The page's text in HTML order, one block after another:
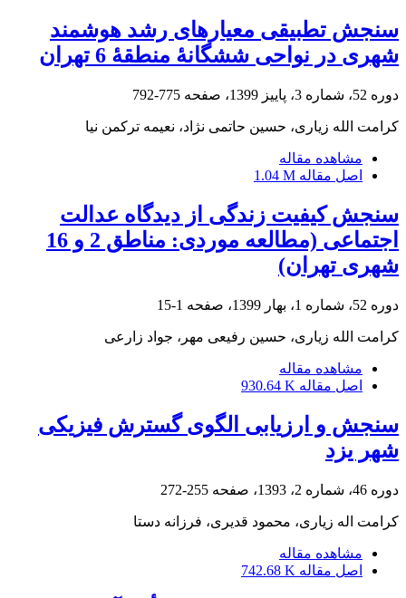
سنجش تطبیقی معیارهای رشد هوشمند
شهری در نواحی شش‏گانۀ منطقۀ 6 تهران
دوره 52، شماره 3، پاییز 1399، صفحه 775-792
کرامت الله زیاری، حسین حاتمی نژاد، نعیمه ترکمن نیا
مشاهده مقاله
اصل مقاله 1.04 M
سنجش کیفیت زندگی از دیدگاه عدالت
اجتماعی (مطالعه موردی: مناطق 2 و 16
شهری تهران)
دوره 52، شماره 1، بهار 1399، صفحه 1-15
کرامت ‏الله زیاری، حسین رفیعی مهر، جواد زارعی
مشاهده مقاله
اصل مقاله 930.64 K
سنجش و ارزیابی الگوی گسترش فیزیکی
شهر یزد
دوره 46، شماره 2، 1393، صفحه 255-272
کرامت اله زیاری، محمود قدیری، فرزانه دستا
مشاهده مقاله
اصل مقاله 742.68 K